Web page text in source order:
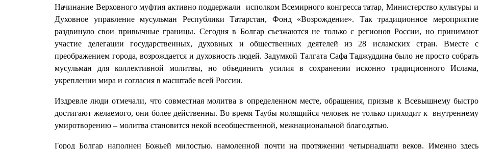
Начинание Верховного муфтия активно поддержали исполком Всемирного конгресса татар, Министерство культуры и
Духовное управление мусульман Республики Татарстан, Фонд «Возрождение». Так традиционное мероприятие
раздвинуло свои привычные границы. Сегодня в Болгар съезжаются не только с регионов России, но принимают
участие делегации государственных, духовных и общественных деятелей из 28 исламских стран.
Вместе с
преображением города, возрождается и духовность людей. Задумкой Талгата Сафа Таджуддина было не просто собрать
мусульман для коллективной молитвы, но объединить усилия в сохранении исконно традиционного Ислама,
укреплении мира и согласия в масштабе всей России.
Издревле люди отмечали, что совместная молитва в определенном месте, обращения, призыв к Всевышнему быстро
достигают желаемого, они более действенны. Во время Таубы молящийся человек не только приходит к внутреннему
умиротворению – молитва становится некой всеобщественной, межнациональной благодатью.
Город Болгар наполнен Божьей милостью, намоленной почти на протяжении четырнадцати веков. Именно здесь